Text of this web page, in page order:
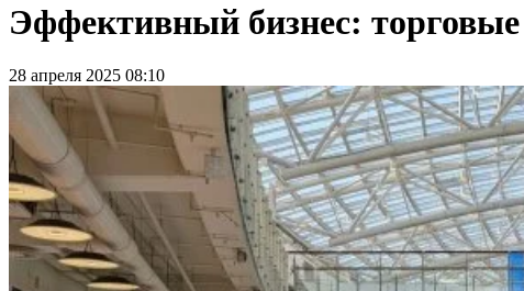
Эффективный бизнес:
28 апреля 2025 08:10